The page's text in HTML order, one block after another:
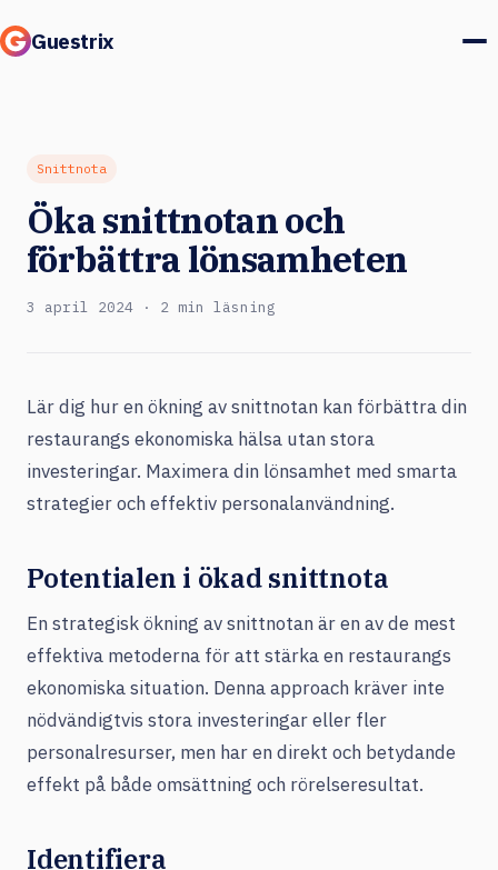
Guestrix
Integrationer
Priser
Logga in
Boka en demo
Snittnota
Öka snittnotan och
förbättra lönsamheten
3 april 2024 · 2 min läsning
Lär dig hur en ökning av snittnotan kan förbättra din
restaurangs ekonomiska hälsa utan stora
investeringar. Maximera din lönsamhet med smarta
strategier och effektiv personalanvändning.
Potentialen i ökad snittnota
En strategisk ökning av snittnotan är en av de mest
effektiva metoderna för att stärka en restaurangs
ekonomiska situation. Denna approach kräver inte
nödvändigtvis stora investeringar eller fler
personalresurser, men har en direkt och betydande
effekt på både omsättning och rörelseresultat.
Identifiera